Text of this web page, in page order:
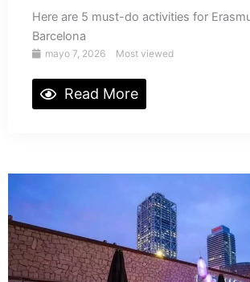
Here are 5 must-do activities for
Barcelona
mayo 7, 2026 Most viewed
Read More